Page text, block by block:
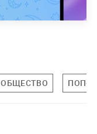
ОБЩЕСТВО ПОП-